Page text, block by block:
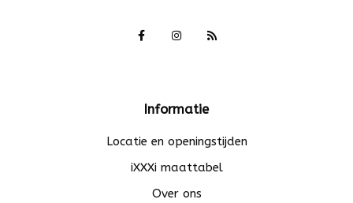
Informatie
Locatie en openingstijden
iXXXi maattabel
Over ons